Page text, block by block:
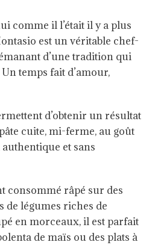
comme il l’était il y a plus
est un véritable chef-
d’une tradition qui
temps fait d’amour,
d’obtenir un résultat
cuite, mi-ferme, au goût
et sans
consommé râpé sur des
de légumes riches de
en morceaux, il est parfait
de maïs ou des plats à